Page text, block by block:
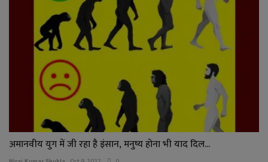
अमानवीय युग में जी रहा है इंसान, मनुष्य होना भी याद दिल...